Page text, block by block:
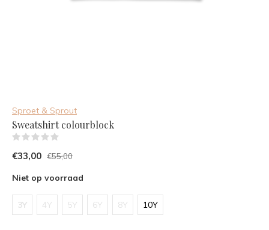
Sproet & Sprout
Sweatshirt colourblock
€33,00 €55,00
Niet op voorraad
3Y 4Y 5Y 6Y 8Y 10Y